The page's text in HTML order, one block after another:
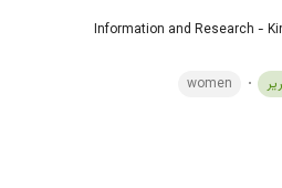
Information and Research -
women